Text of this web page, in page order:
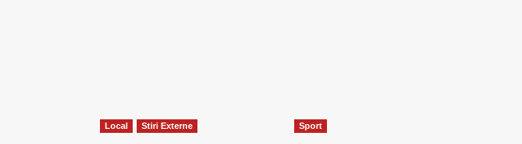
organizației.
Local Stiri Externe Sport